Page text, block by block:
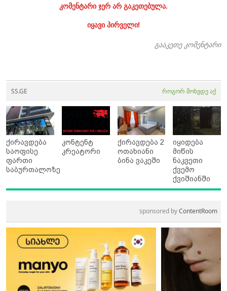
კომენტარი ჯერ არ გაკეთებულა.
იყავი პირველი!
გააკეთე კომენტარი
SS.GE როგორ მოხვდე აქ
ქირავდება
საოფისე
ფართი
საბურთალოზე
კონტენტ
კრეატორი
ქირავდება 2
ოთახიანი
ბინა ვაკეში
იყიდება
მიწის
ნაკვეთი
ქვემო
ქვიშიანში
sponsored byContentRoom